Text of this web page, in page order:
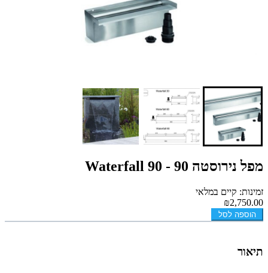
מפל נירוסטה 90 - Waterfall 90
זמינות: קיים במלאי
₪2,750.00
הוספה לסל
תיאור